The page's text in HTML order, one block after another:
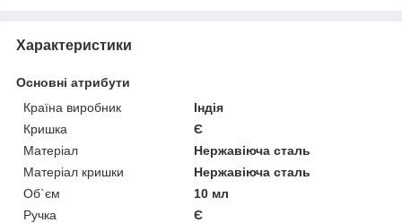
Характеристики
Основні атрибути
Країна виробник
Індія
Кришка
Є
Матеріал
Нержавіюча сталь
Матеріал кришки
Нержавіюча сталь
Об`єм
10 мл
Ручка
Є